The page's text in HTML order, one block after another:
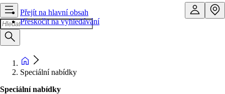
Přejít na hlavní obsah
Přeskočit na vyhledávání
Speciální nabídky
Speciální nabídky